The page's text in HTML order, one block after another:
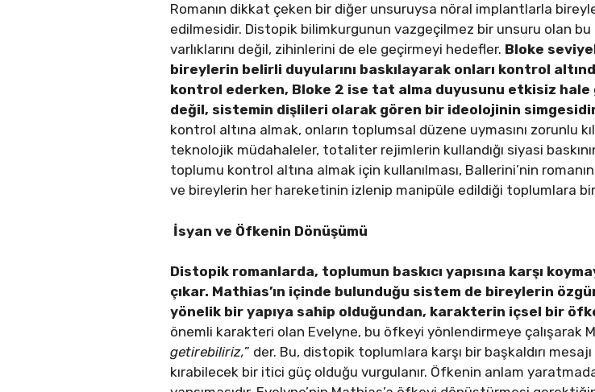
Romanın dikkat çeken bir diğer unsuruysa nöral implantlarla
edilmesidir. Distopik bilimkurgunun vazgeçilmez bir unsuru olan
varlıklarını değil, zihinlerini de ele geçirmeyi hedefler. Bloke
bireylerin belirli duyularını baskılayarak onları kontrol
kontrol ederken, Bloke 2 ise tat alma duyusunu etkisiz
değil, sistemin dişlileri olarak gören bir ideolojinin
kontrol altına almak, onların toplumsal düzene uymasını zorunlu
teknolojik müdahaleler, totaliter rejimlerin kullandığı siyasi
toplumu kontrol altına almak için kullanılması, Ballerini’nin
ve bireylerin her hareketinin izlenip manipüle edildiği toplumlara
İsyan ve Öfkenin Dönüşümü
Distopik romanlarda, toplumun baskıcı yapısına karşı
çıkar. Mathias’ın içinde bulunduğu sistem de bireylerin
yönelik bir yapıya sahip olduğundan, karakterin içsel bir
önemli karakteri olan Evelyne, bu öfkeyi yönlendirmeye çalışarak
getirebiliriz,” der. Bu, distopik toplumlara karşı bir başkaldırı
kırabilecek bir itici güç olduğu vurgulanır. Öfkenin anlam